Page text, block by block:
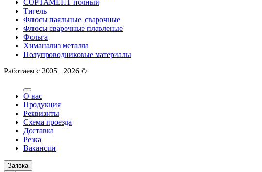
СОРТАМЕНТ полный
Тигель
Флюсы паяльные, сварочные
Флюсы сварочные плавленые
Фольга
Химанализ металла
Полупроводниковые материалы
Работаем с 2005 - 2026 ©
О нас
Продукция
Реквизиты
Схема проезда
Доставка
Резка
Вакансии
Заявка